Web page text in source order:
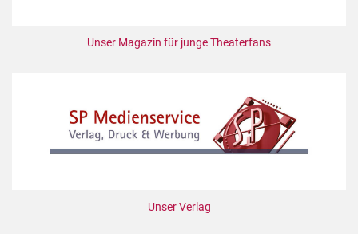
Unser Magazin für junge Theaterfans
Unser Verlag